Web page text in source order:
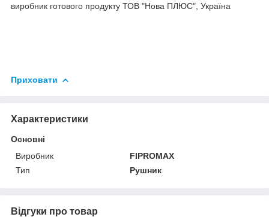
виробник готового продукту ТОВ "Нова ПЛЮС", Україна
Приховати
Характеристики
Основні
Виробник
FIPROMAX
Тип
Рушник
Відгуки про товар